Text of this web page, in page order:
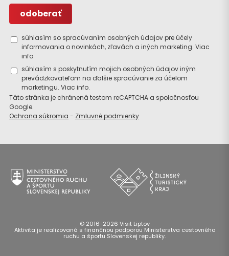
súhlasím so spracúvaním osobných údajov pre účely
informovania o novinkách, zľavách a iných marketing. Viac
info.
súhlasím s poskytnutím mojich osobných údajov iným
prevádzkovateľom na ďalšie spracúvanie za účelom
marketingu. Viac info.
Táto stránka je chránená testom reCAPTCHA a spoločnosťou
Google.
Ochrana súkromia - Zmluvné podmienky
© 2016-2026 Visit Liptov
Aktivita je realizovaná s finančnou podporou Ministerstva cestovného
ruchu a športu Slovenskej republiky.